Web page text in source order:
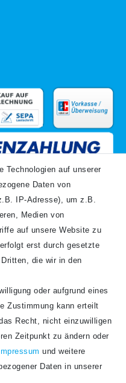
gelesen habe. Meine
Technologien auf unserer
Daten von
IP-Adresse), um z.B.
Medien von
auf unsere Website zu
erst durch gesetzte
die wir in den
oder aufgrund eines
Zustimmung kann erteilt
Recht, nicht einzuwilligen
Zeitpunkt zu ändern oder
Impressum und weitere
Daten in unserer